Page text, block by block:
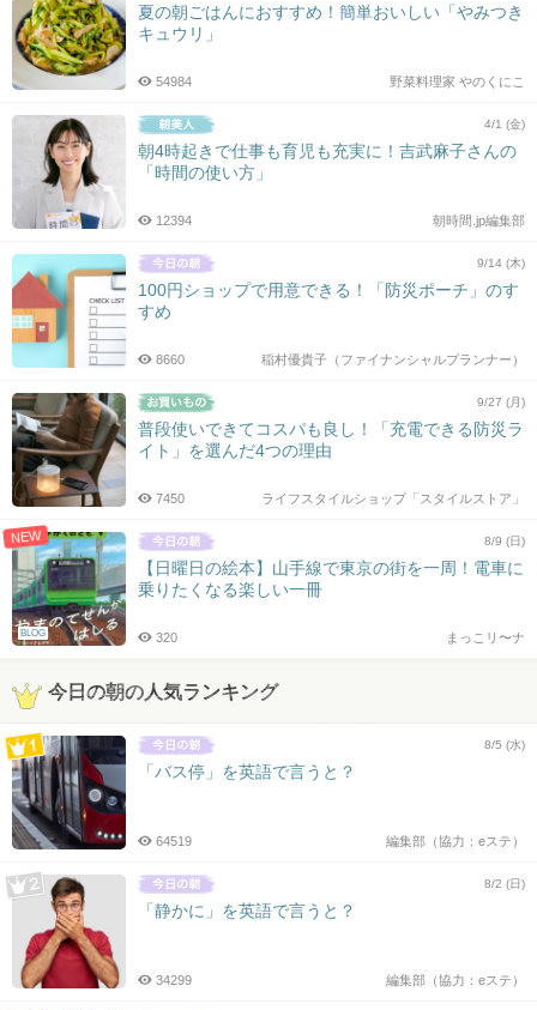
夏の朝ごはんにおすすめ！簡単おいしい「やみつき
キュウリ」
野菜料理家 やのくにこ
54984
4/1 (金)
朝4時起きで仕事も育児も充実に！吉武麻子さんの
「時間の使い方」
朝時間.jp編集部
12394
9/14 (木)
100円ショップで用意できる！「防災ポーチ」のす
すめ
稲村優貴子（ファイナンシャルプランナー）
8660
9/27 (月)
普段使いできてコスパも良し！「充電できる防災ラ
イト」を選んだ4つの理由
ライフスタイルショップ「スタイルストア」
7450
NEW
BLOG
8/9 (日)
【日曜日の絵本】山手線で東京の街を一周！電車に
乗りたくなる楽しい一冊
まっこリ〜ナ
320
今日の朝の人気ランキング
8/5 (水)
「バス停」を英語で言うと？
編集部（協力：eステ）
64519
8/2 (日)
「静かに」を英語で言うと？
編集部（協力：eステ）
34299